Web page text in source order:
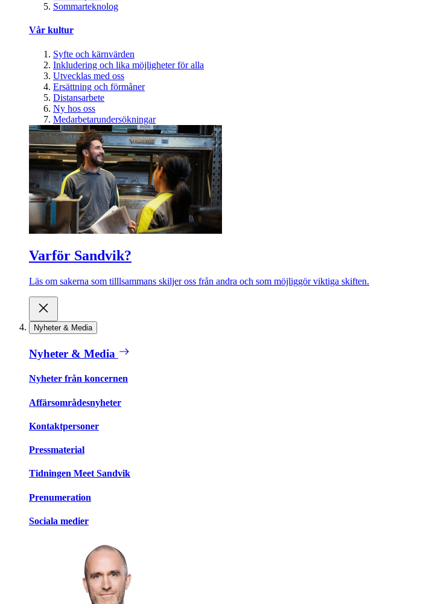
Sommarteknolog
Vår kultur
Syfte och kärnvärden
Inkludering och lika möjligheter för alla
Utvecklas med oss
Ersättning och förmåner
Distansarbete
Ny hos oss
Medarbetarundersökningar
Varför Sandvik?
Läs om sakerna som tilllsammans skiljer oss från andra och som möjliggör viktiga skiften.
Nyheter & Media
Nyheter & Media
Nyheter från koncernen
Affärsområdesnyheter
Kontaktpersoner
Pressmaterial
Tidningen Meet Sandvik
Prenumeration
Sociala medier